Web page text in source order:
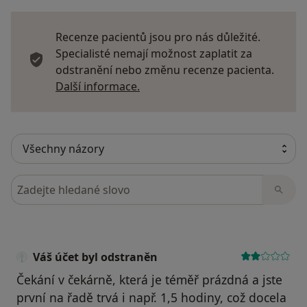
Recenze pacientů jsou pro nás důležité.
Specialisté nemají možnost zaplatit za
odstranění nebo změnu recenze pacienta.
Další informace.
Hledejte v názorech
Váš účet byl odstraněn
Čekání v čekárně, která je téměř prázdná a jste
první na řadě trvá i např. 1,5 hodiny, což docela